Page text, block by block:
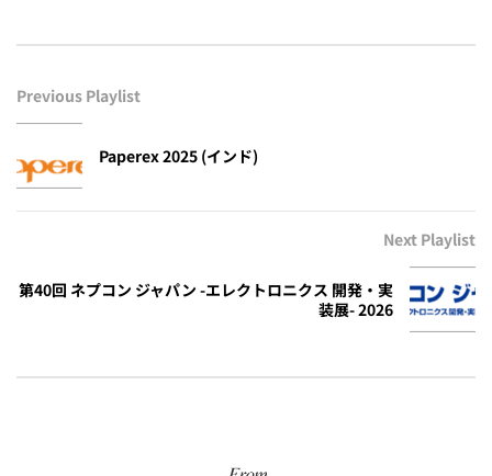
Previous Playlist
Paperex 2025 (インド)
Next Playlist
第40回 ネプコン ジャパン -エレクトロニクス 開発・実
装展- 2026